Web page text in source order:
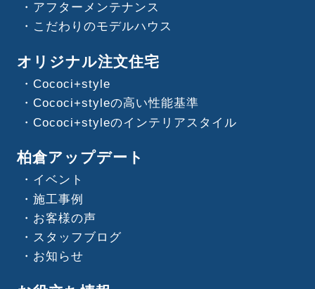
アフターメンテナンス
こだわりのモデルハウス
オリジナル注文住宅
Cococi+style
Cococi+styleの高い性能基準
Cococi+styleのインテリアスタイル
柏倉アップデート
イベント
施工事例
お客様の声
スタッフブログ
お知らせ